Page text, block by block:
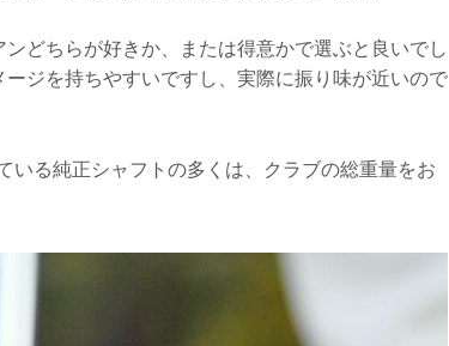
どちらが好きか、または得意かで選ぶと良いでし
ジを持ちやすいですし、実際に振り味が近いので
る純正シャフトの多くは、クラブの総重量をお